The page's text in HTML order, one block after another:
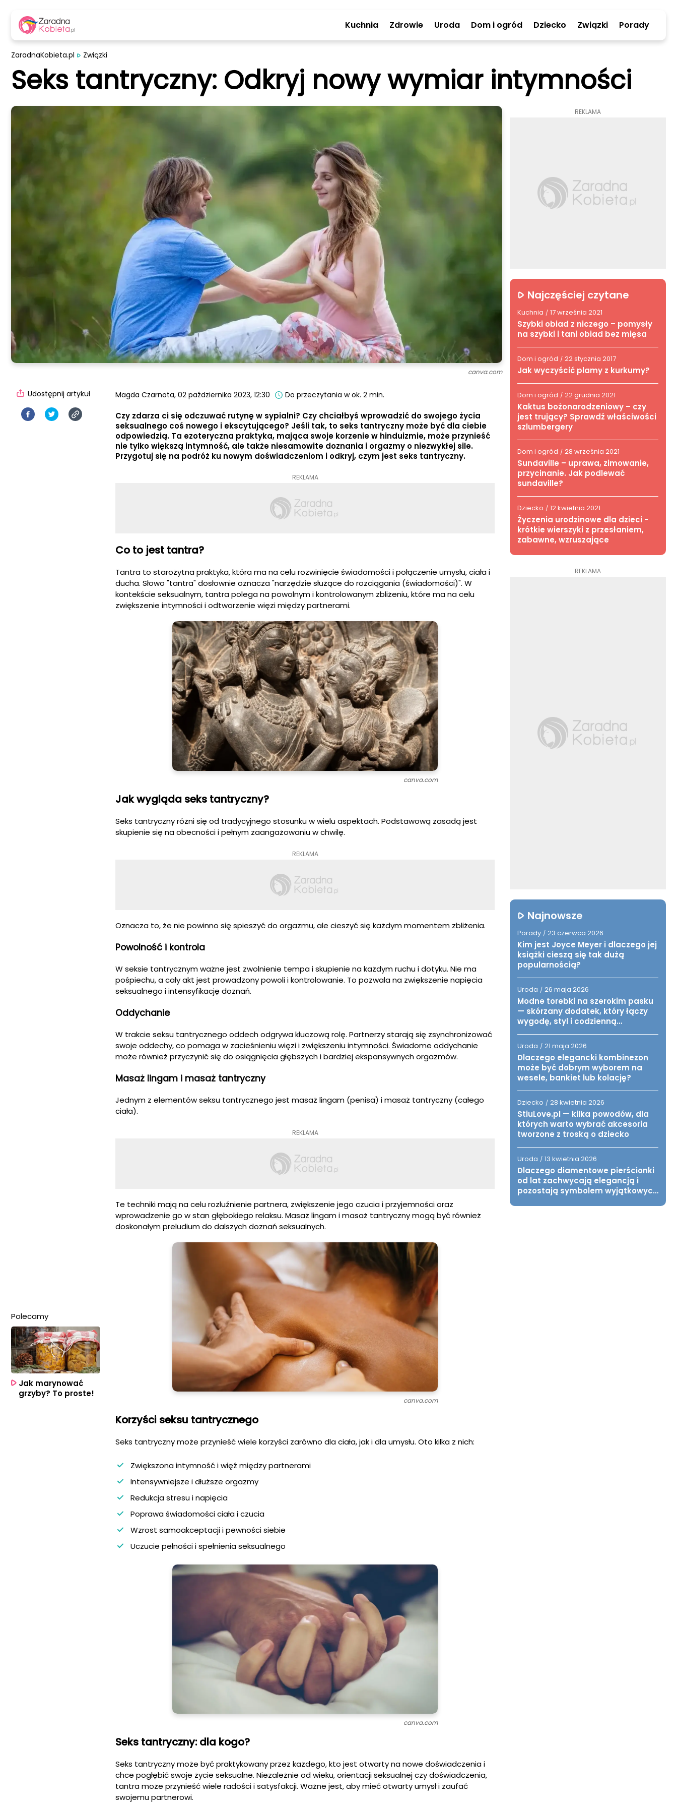
Kuchnia Zdrowie Uroda Dom i ogród Dziecko Związki Porady
canva.com
ZaradnaKobieta.pl Związki
Seks tantryczny: Odkryj nowy wymiar intymności
Magda Czarnota, 02 października 2023, 12:30 Do przeczytania w ok. 2 min.
Czy zdarza ci się odczuwać rutynę w sypialni? Czy chciałbyś wprowadzić do swojego życia
seksualnego coś nowego i ekscytującego? Jeśli tak, to seks tantryczny może być dla ciebie
odpowiedzią. Ta ezoteryczna praktyka, mająca swoje korzenie w hinduizmie, może przynieść
nie tylko większą intymność, ale także niesamowite doznania i orgazmy o niezwykłej sile.
Przygotuj się na podróż ku nowym doświadczeniom i odkryj, czym jest seks tantryczny.
REKLAMA
Co to jest tantra?
Tantra to starożytna praktyka, która ma na celu rozwinięcie świadomości i połączenie umysłu, ciała i
ducha. Słowo "tantra" dosłownie oznacza "narzędzie służące do rozciągania (świadomości)". W
kontekście seksualnym, tantra polega na powolnym i kontrolowanym zbliżeniu, które ma na celu
zwiększenie intymności i odtworzenie więzi między partnerami.
canva.com
Jak wygląda seks tantryczny?
Seks tantryczny różni się od tradycyjnego stosunku w wielu aspektach. Podstawową zasadą jest
skupienie się na obecności i pełnym zaangażowaniu w chwilę.
REKLAMA
Oznacza to, że nie powinno się spieszyć do orgazmu, ale cieszyć się każdym momentem zbliżenia.
Powolność i kontrola
W seksie tantrycznym ważne jest zwolnienie tempa i skupienie na każdym ruchu i dotyku. Nie ma
pośpiechu, a cały akt jest prowadzony powoli i kontrolowanie. To pozwala na zwiększenie napięcia
seksualnego i intensyfikację doznań.
Oddychanie
W trakcie seksu tantrycznego oddech odgrywa kluczową rolę. Partnerzy starają się zsynchronizować
swoje oddechy, co pomaga w zacieśnieniu więzi i zwiększeniu intymności. Świadome oddychanie
może również przyczynić się do osiągnięcia głębszych i bardziej ekspansywnych orgazmów.
Masaż lingam i masaż tantryczny
Jednym z elementów seksu tantrycznego jest masaż lingam (penisa) i masaż tantryczny (całego
ciała).
REKLAMA
Te techniki mają na celu rozluźnienie partnera, zwiększenie jego czucia i przyjemności oraz
wprowadzenie go w stan głębokiego relaksu. Masaż lingam i masaż tantryczny mogą być również
doskonałym preludium do dalszych doznań seksualnych.
canva.com
Korzyści seksu tantrycznego
Seks tantryczny może przynieść wiele korzyści zarówno dla ciała, jak i dla umysłu. Oto kilka z nich:
Zwiększona intymność i więź między partnerami
Intensywniejsze i dłuższe orgazmy
Redukcja stresu i napięcia
Poprawa świadomości ciała i czucia
Wzrost samoakceptacji i pewności siebie
Uczucie pełności i spełnienia seksualnego
canva.com
Seks tantryczny: dla kogo?
Seks tantryczny może być praktykowany przez każdego, kto jest otwarty na nowe doświadczenia i
chce pogłębić swoje życie seksualne. Niezależnie od wieku, orientacji seksualnej czy doświadczenia,
tantra może przynieść wiele radości i satysfakcji. Ważne jest, aby mieć otwarty umysł i zaufać
swojemu partnerowi.
Udostępnij artykuł
Polecamy
Jak marynować
grzyby? To proste!
REKLAMA
Najczęściej czytane
Kuchnia / 17 września 2021
Szybki obiad z niczego – pomysły
na szybki i tani obiad bez mięsa
Dom i ogród / 22 stycznia 2017
Jak wyczyścić plamy z kurkumy?
Dom i ogród / 22 grudnia 2021
Kaktus bożonarodzeniowy – czy
jest trujący? Sprawdź właściwości
szlumbergery
Dom i ogród / 28 września 2021
Sundaville – uprawa, zimowanie,
przycinanie. Jak podlewać
sundaville?
Dziecko / 12 kwietnia 2021
Życzenia urodzinowe dla dzieci -
krótkie wierszyki z przesłaniem,
zabawne, wzruszające
REKLAMA
Najnowsze
Porady / 23 czerwca 2026
Kim jest Joyce Meyer i dlaczego jej
książki cieszą się tak dużą
popularnością?
Uroda / 26 maja 2026
Modne torebki na szerokim pasku
— skórzany dodatek, który łączy
wygodę, styl i codzienną
Uroda / 21 maja 2026
Dlaczego elegancki kombinezon
może być dobrym wyborem na
wesele, bankiet lub kolację?
Dziecko / 28 kwietnia 2026
StiuLove.pl — kilka powodów, dla
których warto wybrać akcesoria
tworzone z troską o dziecko
Uroda / 13 kwietnia 2026
Dlaczego diamentowe pierścionki
od lat zachwycają elegancją i
pozostają symbolem wyjątkowych